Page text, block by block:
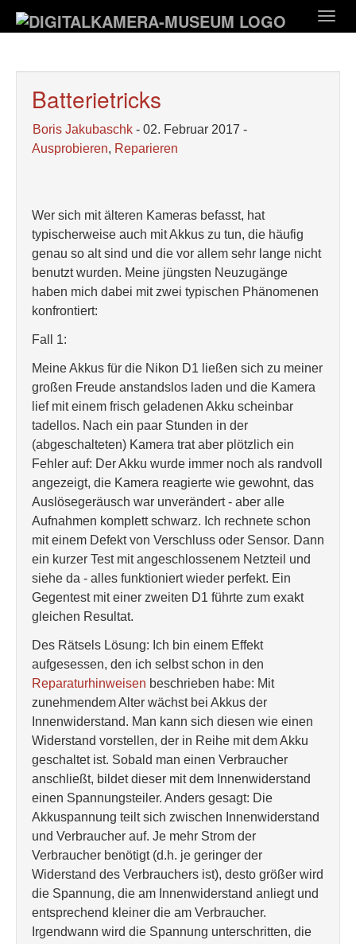
Hauptinhalt
Batterietricks
Boris Jakubaschk - 02. Februar 2017 -
Ausprobieren, Reparieren
Wer sich mit älteren Kameras befasst, hat
typischerweise auch mit Akkus zu tun, die häufig
genau so alt sind und die vor allem sehr lange nicht
benutzt wurden. Meine jüngsten Neuzugänge
haben mich dabei mit zwei typischen Phänomenen
konfrontiert:
Fall 1:
Meine Akkus für die Nikon D1 ließen sich zu meiner
großen Freude anstandslos laden und die Kamera
lief mit einem frisch geladenen Akku scheinbar
tadellos. Nach ein paar Stunden in der
(abgeschalteten) Kamera trat aber plötzlich ein
Fehler auf: Der Akku wurde immer noch als randvoll
angezeigt, die Kamera reagierte wie gewohnt, das
Auslösegeräusch war unverändert - aber alle
Aufnahmen komplett schwarz. Ich rechnete schon
mit einem Defekt von Verschluss oder Sensor. Dann
ein kurzer Test mit angeschlossenem Netzteil und
siehe da - alles funktioniert wieder perfekt. Ein
Gegentest mit einer zweiten D1 führte zum exakt
gleichen Resultat.
Des Rätsels Lösung: Ich bin einem Effekt
aufgesessen, den ich selbst schon in den
Reparaturhinweisen beschrieben habe: Mit
zunehmendem Alter wächst bei Akkus der
Innenwiderstand. Man kann sich diesen wie einen
Widerstand vorstellen, der in Reihe mit dem Akku
geschaltet ist. Sobald man einen Verbraucher
anschließt, bildet dieser mit dem Innenwiderstand
einen Spannungsteiler. Anders gesagt: Die
Akkuspannung teilt sich zwischen Innenwiderstand
und Verbraucher auf. Je mehr Strom der
Verbraucher benötigt (d.h. je geringer der
Widerstand des Verbrauchers ist), desto größer wird
die Spannung, die am Innenwiderstand anliegt und
entsprechend kleiner die am Verbraucher.
Irgendwann wird die Spannung unterschritten, die